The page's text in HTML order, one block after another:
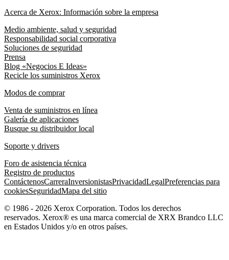
Acerca de Xerox: Información sobre la empresa
Medio ambiente, salud y seguridad
Responsabilidad social corporativa
Soluciones de seguridad
Prensa
Blog «Negocios E Ideas»
Recicle los suministros Xerox
Modos de comprar
Venta de suministros en línea
Galería de aplicaciones
Busque su distribuidor local
Soporte y drivers
Foro de asistencia técnica
Registro de productos
ContáctenosCarreraInversionistasPrivacidadLegalPreferencias para
cookiesSeguridadMapa del sitio
© 1986 - 2026 Xerox Corporation. Todos los derechos
reservados. Xerox® es una marca comercial de XRX Brandco LLC
en Estados Unidos y/o en otros países.